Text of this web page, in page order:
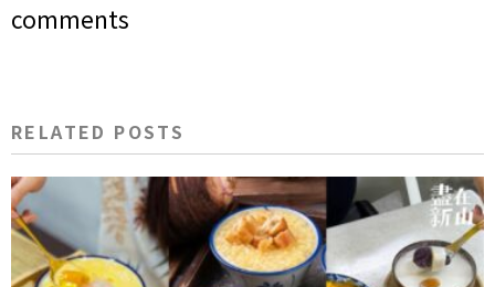
comments
RELATED POSTS